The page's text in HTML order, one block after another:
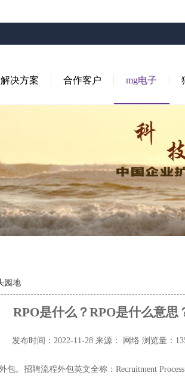
解决方案 合作客户 mg电子
园地
RPO是什么？RPO是什么意思
发布时间：2022-11-28 来源： 网络 浏览量：
。招聘流程外包英文全称：Recruitment